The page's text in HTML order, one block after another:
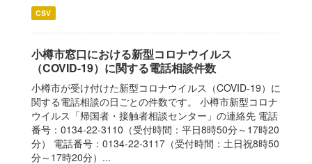
CSV
小樽市窓口における新型コロナウイルス
（COVID-19）に関する電話相談件数
小樽市が受け付けた新型コロナウイルス（COVID-19）に
関する電話相談の日ごとの件数です。 小樽市新型コロナ
ウイルス「帰国者・接触者相談センター」の連絡先 電話
番号：0134-22-3110（受付時間：平日8時50分～17時20
分） 電話番号：0134-22-3117（受付時間：土日祝8時50
分～17時20分）...